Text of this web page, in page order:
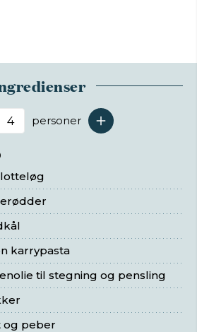
Antal serveringer
personer
karrypasta
til stegning og pensling
og peber